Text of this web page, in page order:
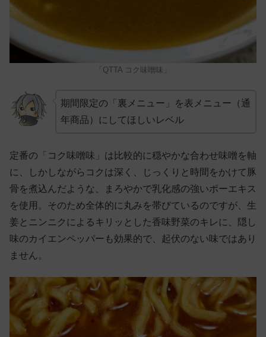
「QTTA コク味噌味」
期間限定の「裏メニュー」を表メニュー（通
年商品）にしてほしいレベル
定番の「コク味噌味」は比較的に穏やかな合わせ味噌を軸
に、しかしながらコクは深く、じっくりと時間をかけて豚
骨を煮込んだような、まろやかで乳化感の強いポーエキス
を使用。そのため全体的に丸みを帯びているのですが、生
姜とニンニクによるキリッとした香味野菜のキレに、隠し
味のカイエンペッパーも効果的で、起伏のない味ではあり
ません。